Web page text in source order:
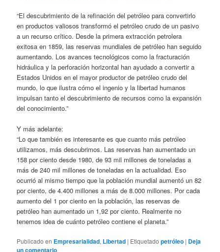
“El descubrimiento de la refinación del petróleo para convertirlo
en productos valiosos transformó el petróleo crudo de un pasivo
a un recurso crítico. Desde la primera extracción petrolera
exitosa en 1859, las reservas mundiales de petróleo han seguido
aumentando. Los avances tecnológicos como la fracturación
hidráulica y la perforación horizontal han ayudado a convertir a
Estados Unidos en el mayor productor de petróleo crudo del
mundo, lo que ilustra cómo el ingenio y la libertad humanos
impulsan tanto el descubrimiento de recursos como la expansión
del conocimiento.”
Y más adelante:
“Lo que también es interesante es que cuanto más petróleo
utilizamos, más descubrimos. Las reservas han aumentado un
158 por ciento desde 1980, de 93 mil millones de toneladas a
más de 240 mil millones de toneladas en la actualidad. Eso
ocurrió al mismo tiempo que la población mundial aumentó un 82
por ciento, de 4.400 millones a más de 8.000 millones. Por cada
aumento del 1 por ciento en la población, las reservas de
petróleo han aumentado un 1,92 por ciento. Realmente no
tenemos idea de cuánto petróleo contiene el planeta.”
Publicado en Empresarialidad, Libertad | Etiquetado petróleo | Deja
un comentario